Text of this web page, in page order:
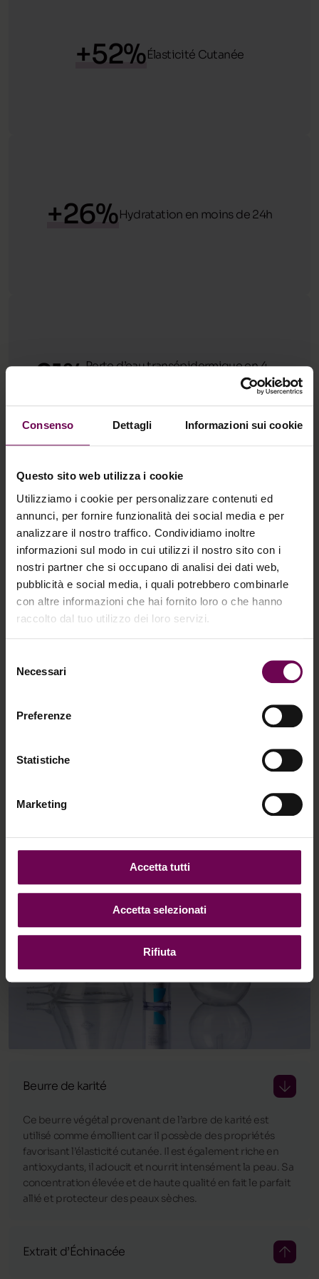
Consenso Dettagli Informazioni sui cookie
Questo sito web utilizza i cookie
Utilizziamo i cookie per personalizzare contenuti ed
annunci, per fornire funzionalità dei social media e per
analizzare il nostro traffico. Condividiamo inoltre
informazioni sul modo in cui utilizzi il nostro sito con i
nostri partner che si occupano di analisi dei dati web,
pubblicità e social media, i quali potrebbero combinarle
con altre informazioni che hai fornito loro o che hanno
raccolto dal tuo utilizzo dei loro servizi.
delNecessari
Preferenze
Statistiche
Marketing
Accetta tutti
Accetta selezionati
Rifiuta
+52%Élasticité Cutanée
+26%Hydratation en moins de 24h
-21%Perte d’eau transépidermique en 4
Ingrédients Actifs
Que contient la Crème WiQo
Nourrissante et hydratante pour Peau
Sèche?
Beurre de karité
Ce beurre végétal provenant de l’arbre de karité est
utilisé comme émollient car il possède des propriétés
favorisant l’élasticité cutanée. Il est également riche en
antioxydants, il adoucit et nourrit intensément la peau. Sa
concentration élevée et de haute qualité en fait le parfait
allié et protecteur des peaux sèches.
Extrait d’Échinacée